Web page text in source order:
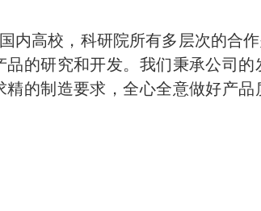
高校，科研院所有多层次的合作
品的研究和开发。我们秉承公司
精的制造要求，全心全意做好产